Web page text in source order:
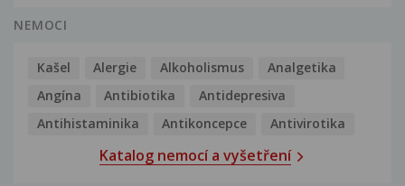
NEMOCI
Kašel Alergie Alkoholismus
Analgetika
Angína
Antibiotika
Antidepresiva
Antihistaminika
Antikoncepce Antivirotika
Katalog nemocí a vyšetření